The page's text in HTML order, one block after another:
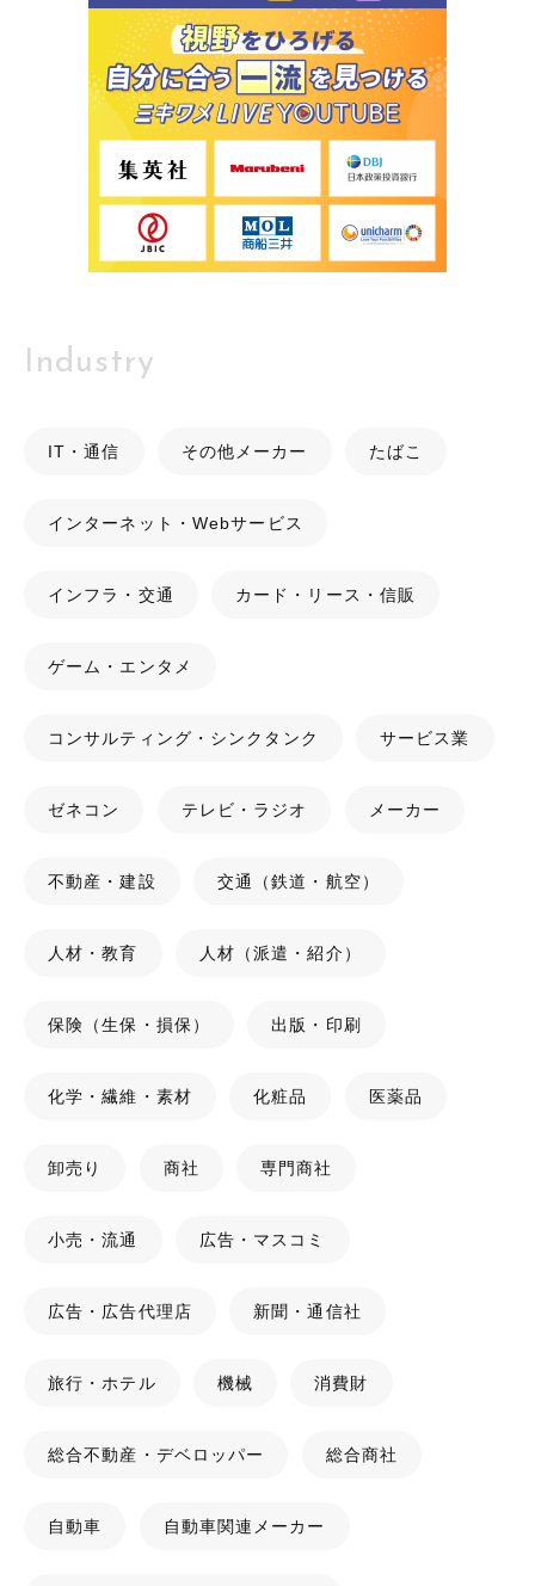
Industry
IT・通信 その他メーカー たばこ
インターネット・Webサービス
インフラ・交通 カード・リース・信販
ゲーム・エンタメ
コンサルティング・シンクタンク サービス業
ゼネコン テレビ・ラジオ メーカー
不動産・建設 交通（鉄道・航空）
人材・教育 人材（派遣・紹介）
保険（生保・損保） 出版・印刷
化学・繊維・素材 化粧品 医薬品
卸売り 商社 専門商社
小売・流通 広告・マスコミ
広告・広告代理店 新聞・通信社
旅行・ホテル 機械 消費財
総合不動産・デベロッパー 総合商社
自動車 自動車関連メーカー